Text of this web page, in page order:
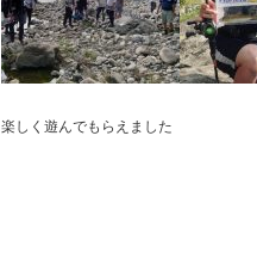
楽しく遊んでもらえました